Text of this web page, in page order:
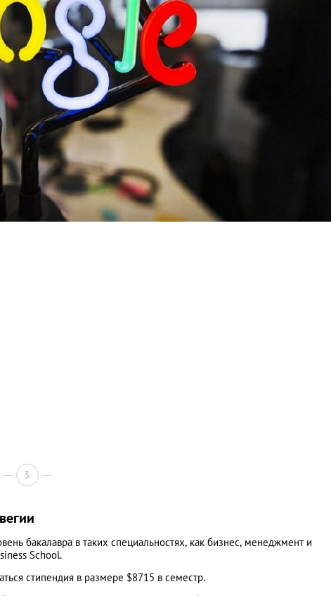
3
бакалавра в таких специальностях, как бизнес, менеджмент и
School.
стипендия в размере $8715 в семестр.